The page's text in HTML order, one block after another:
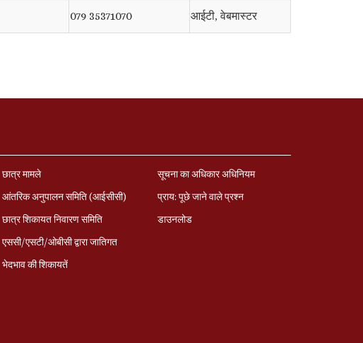
079 35371070 आईटी, वेबमास्टर
छात्र मामले
आंतरिक अनुपालन समिति (आईसीसी)
छात्र शिकायत निवारण समिति
एससी/एसटी/ओबीसी द्वारा जातिगत
भेदभाव की शिकायतें
सूचना का अधिकार अधिनियम
प्राय: पूछे जाने वाले प्रश्‍न
डाउनलोड